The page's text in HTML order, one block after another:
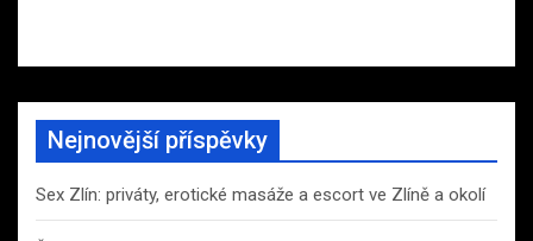
Nejnovější příspěvky
Sex Zlín: priváty, erotické masáže a escort ve Zlíně a okolí